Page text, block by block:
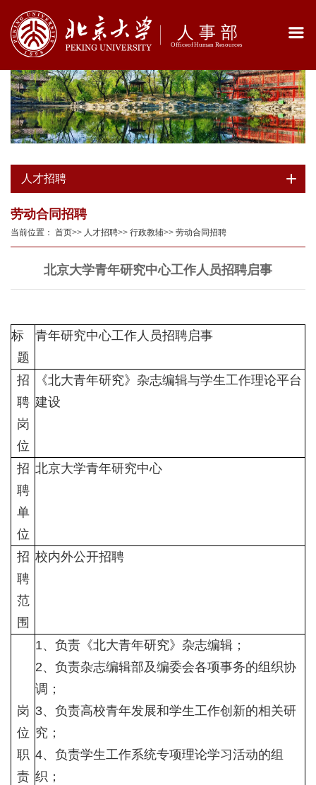
人才招聘
劳动合同招聘
当前位置： 首页>> 人才招聘>> 行政教辅>> 劳动合同招聘
北京大学青年研究中心工作人员招聘启事
标
题
青年研究中心工作人员招聘启事
招
聘
岗
位
《北大青年研究》杂志编辑与学生工作理论平台
建设
招
聘
单
位
北京大学青年研究中心
招
聘
范
围
校内外公开招聘
岗
位
职
责
1、负责《北大青年研究》杂志编辑；
2、负责杂志编辑部及编委会各项事务的组织协
调；
3、负责高校青年发展和学生工作创新的相关研
究；
4、负责学生工作系统专项理论学习活动的组
织；